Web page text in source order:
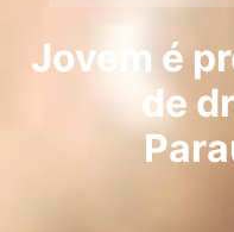
Jovem é
de